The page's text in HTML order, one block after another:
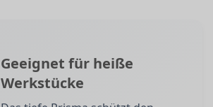
Geeignet für heiße
Werkstücke